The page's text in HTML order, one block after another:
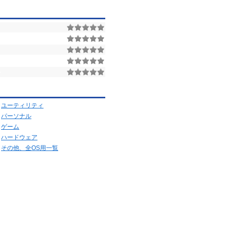
ユーティリティ
パーソナル
ゲーム
ハードウェア
その他、全OS用一覧